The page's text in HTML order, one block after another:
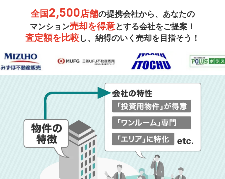
全国2,500店舗の提携会社から、あなたの
マンション売却を得意とする会社をご提案！
査定額を比較し、納得のいく売却を目指そう！